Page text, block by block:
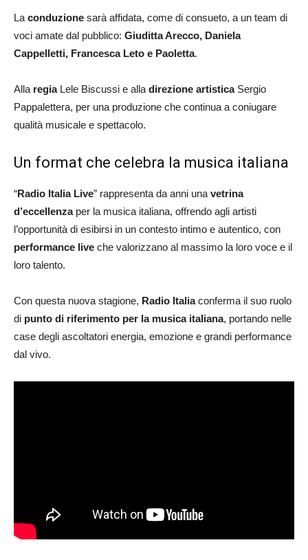
La conduzione sarà affidata, come di consueto, a un team di
voci amate dal pubblico: Giuditta Arecco, Daniela
Cappelletti, Francesca Leto e Paoletta.
Alla regiaLele Biscussi e alla direzione artisticaSergio
Pappalettera, per una produzione che continua a coniugare
qualità musicale e spettacolo.
Un format che celebra la musica italiana
“Radio Italia Live” rappresenta da anni una vetrina
d’eccellenzaper la musica italiana, offrendo agli artisti
l’opportunità di esibirsi in un contesto intimo e autentico, con
performance live che valorizzano al massimo la loro voce e il
loro talento.
Con questa nuova stagione, Radio Italiaconferma il suo ruolo
di punto di riferimento per la musica italiana, portando nelle
case degli ascoltatori energia, emozione e grandi performance
dal vivo.